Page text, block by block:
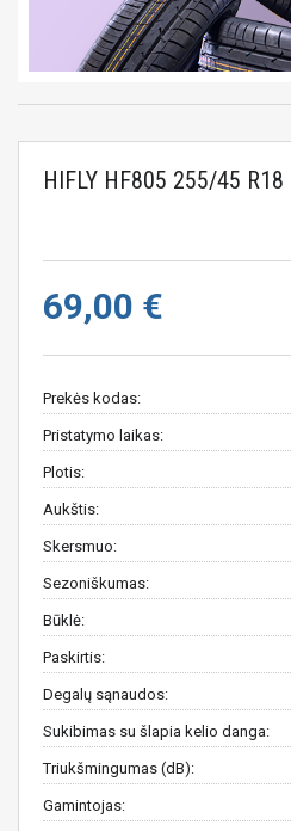
HIFLY HF805 255/45 R18
69,00 €
Prekės kodas:
Pristatymo laikas:
Plotis:
Aukštis:
Skersmuo:
Sezoniškumas:
Būklė:
Paskirtis:
Degalų sąnaudos:
Sukibimas su šlapia kelio danga:
Triukšmingumas (dB):
Gamintojas: